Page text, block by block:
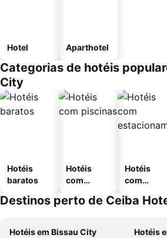
Hotel Aparthotel
Categorias de hotéis
City
Hotéis
baratos
Hotéis
com
Hotéis
com
mento
Destinos perto de Ceiba
Hotéis em Bissau City Hotéis